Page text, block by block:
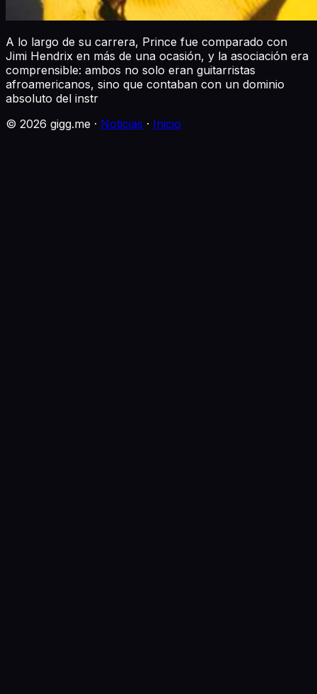
A lo largo de su carrera, Prince fue comparado con
Jimi Hendrix en más de una ocasión, y la asociación era
comprensible: ambos no solo eran guitarristas
afroamericanos, sino que contaban con un dominio
absoluto del instr
© 2026 gigg.me · Noticias · Inicio